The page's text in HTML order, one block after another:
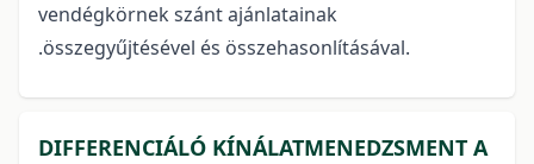
vendégkörnek szánt ajánlatainak
.összegyűjtésével és összehasonlításával.
DIFFERENCIÁLÓ KÍNÁLATMENEDZSMENT A